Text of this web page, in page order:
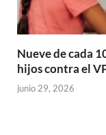
Nueve de cada
hijos contra el
junio 29, 2026